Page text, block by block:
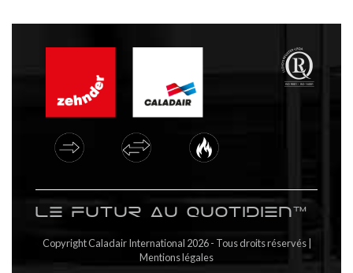
Le futur au quotidien™
Copyright Caladair International 2026 - Tous droits réservés |
Mentions légales